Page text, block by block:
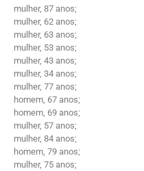
mulher, 87 anos;
mulher, 62 anos;
mulher, 63 anos;
mulher, 53 anos;
mulher, 43 anos;
mulher, 34 anos;
mulher, 77 anos;
homem, 67 anos;
homem, 69 anos;
mulher, 57 anos;
mulher, 84 anos;
homem, 79 anos;
mulher, 75 anos;